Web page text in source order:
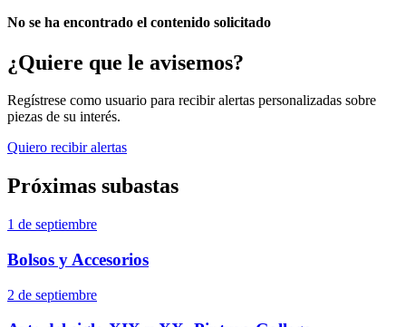
No se ha encontrado el contenido solicitado
¿Quiere que le avisemos?
Regístrese como usuario para recibir alertas personalizadas sobre
piezas de su interés.
Quiero recibir alertas
Próximas subastas
1 de septiembre
Bolsos y Accesorios
2 de septiembre